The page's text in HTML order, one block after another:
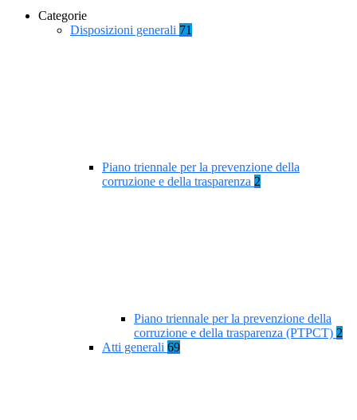
Categorie
Disposizioni generali 71
Piano triennale per la prevenzione della
corruzione e della trasparenza 2
Piano triennale per la prevenzione della
corruzione e della trasparenza (PTPCT) 2
Atti generali 69